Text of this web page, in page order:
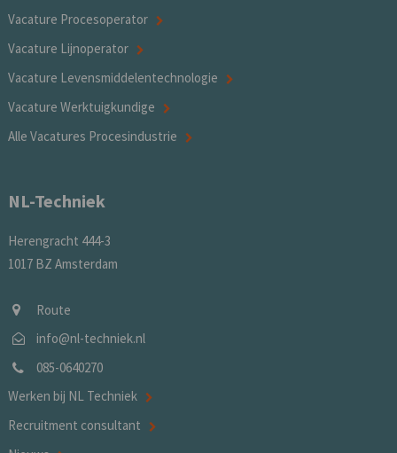
Vacature Procesoperator
Vacature Lijnoperator
Vacature Levensmiddelentechnologie
Vacature Werktuigkundige
Alle Vacatures Procesindustrie
NL-Techniek
Herengracht 444-3
1017 BZ Amsterdam
Route
info@nl-techniek.nl
085-0640270
Werken bij NL Techniek
Recruitment consultant